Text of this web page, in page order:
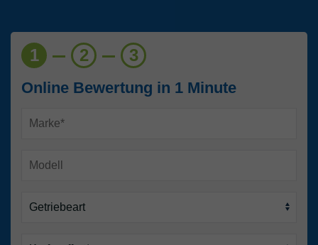
1 2 3
Online Bewertung in 1 Minute